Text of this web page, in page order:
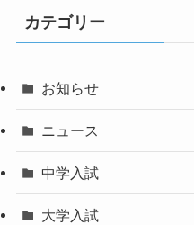
カテゴリー
お知らせ
ニュース
中学入試
大学入試